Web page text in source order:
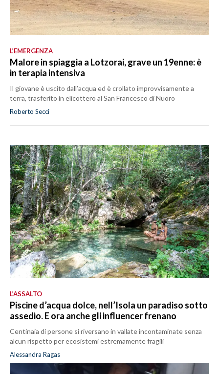
L’EMERGENZA
Malore in spiaggia a Lotzorai, grave un 19enne: è
in terapia intensiva
Il giovane è uscito dall’acqua ed è crollato improvvisamente a
terra, trasferito in elicottero al San Francesco di Nuoro
Roberto Secci
L’ASSALTO
Piscine d’acqua dolce, nell’Isola un paradiso sotto
assedio. E ora anche gli influencer frenano
Centinaia di persone si riversano in vallate incontaminate senza
alcun rispetto per ecosistemi estremamente fragili
Alessandra Ragas